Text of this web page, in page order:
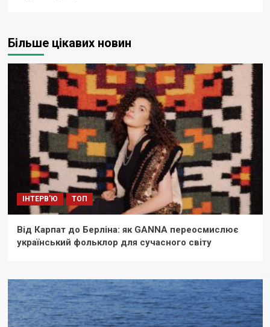
Більше цікавих новин
ІНТЕРВ'Ю ТОП
Від Карпат до Берліна: як GANNA переосмислює
український фольклор для сучасного світу